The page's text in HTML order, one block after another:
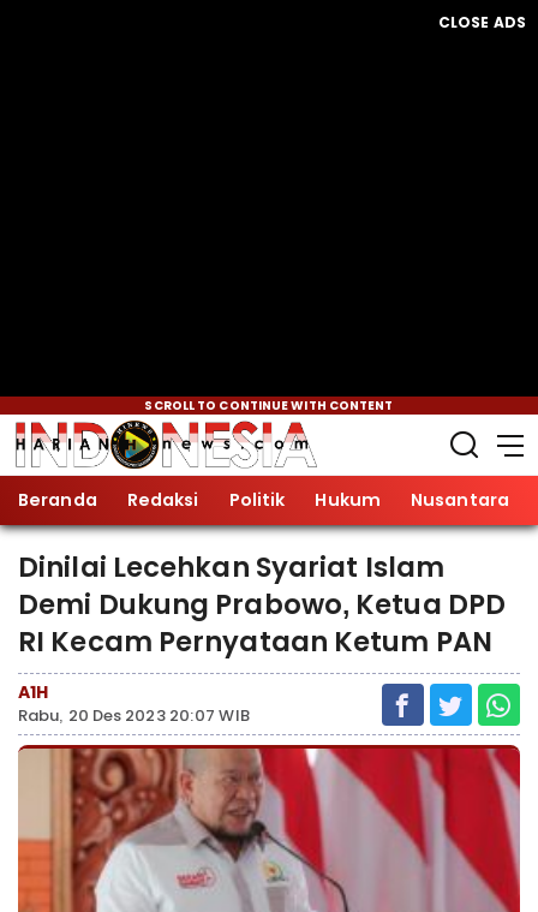
CLOSE ADS
SCROLL TO CONTINUE WITH CONTENT
Beranda Redaksi Politik Hukum Nusantara
Dinilai Lecehkan Syariat Islam
Demi Dukung Prabowo, Ketua DPD
RI Kecam Pernyataan Ketum PAN
A1H
Rabu, 20 Des 2023 20:07 WIB